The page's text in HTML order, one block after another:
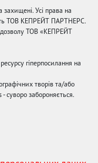
Усі права на
ТОВ КЕПРЕЙТ ПАРТНЕРС.
дозволу ТОВ «КЕПРЕЙТ
гіперпосилання на
творів та/або
суворо забороняється.